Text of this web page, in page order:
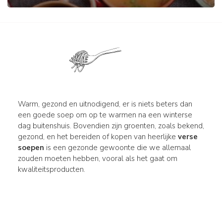
Warm, gezond en uitnodigend, er is niets beters dan
een goede soep om op te warmen na een winterse
dag buitenshuis. Bovendien zijn groenten, zoals bekend,
gezond, en het bereiden of kopen van heerlijke verse
soepen is een gezonde gewoonte die we allemaal
zouden moeten hebben, vooral als het gaat om
kwaliteitsproducten.